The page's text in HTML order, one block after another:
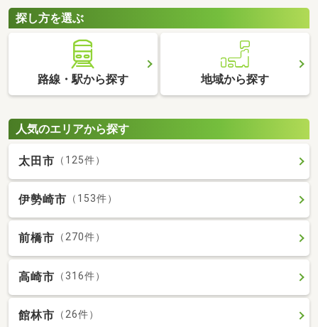
しょう。
探し方を選ぶ
路線・駅から探す 地域から探す
人気のエリアから探す
太田市 （125件）
伊勢崎市 （153件）
前橋市 （270件）
高崎市 （316件）
館林市 （26件）